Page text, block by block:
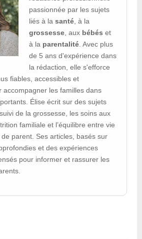
passionnée par les sujets
liés à la santé , à la
grossesse , aux bébés et
à la parentalité . Avec plus
de 5 ans d'expérience dans
la rédaction, elle s'efforce
fiables, accessibles et
accompagner les familles dans
Élise écrit sur des sujets
de la grossesse, les soins aux
familiale et l’équilibre entre vie
parent. Ses articles, basés sur
et des expériences
pour informer et rassurer les